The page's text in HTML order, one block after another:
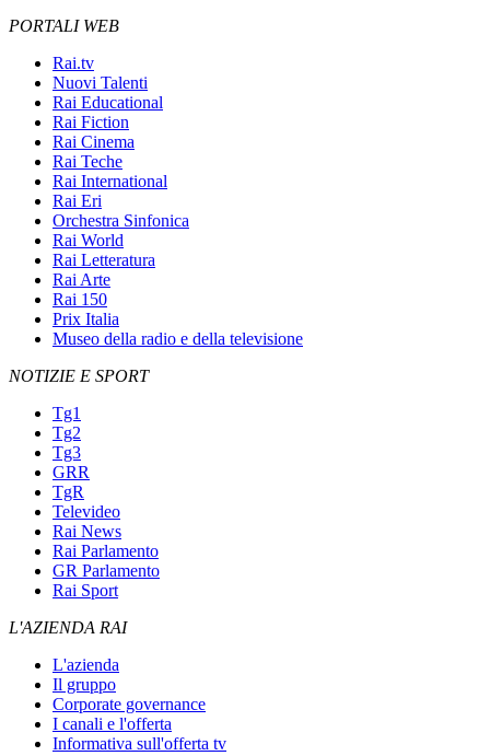
PORTALI WEB
Rai.tv
Nuovi Talenti
Rai Educational
Rai Fiction
Rai Cinema
Rai Teche
Rai International
Rai Eri
Orchestra Sinfonica
Rai World
Rai Letteratura
Rai Arte
Rai 150
Prix Italia
Museo della radio e della televisione
NOTIZIE E SPORT
Tg1
Tg2
Tg3
GRR
TgR
Televideo
Rai News
Rai Parlamento
GR Parlamento
Rai Sport
L'AZIENDA RAI
L'azienda
Il gruppo
Corporate governance
I canali e l'offerta
Informativa sull'offerta tv